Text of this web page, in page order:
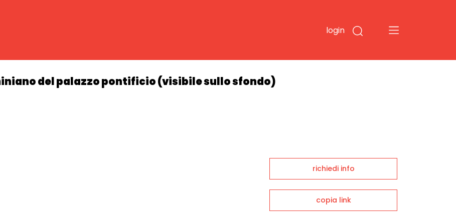
login
del palazzo pontificio (visibile sullo sfondo)
richiedi info
copia link